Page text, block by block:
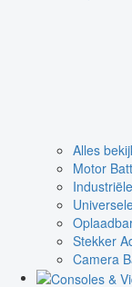
Alles
Motor
Stekker
Camera